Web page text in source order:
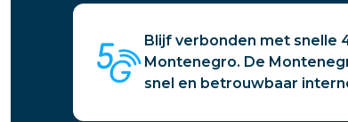
Blijf verbonden met snelle
Montenegro. De
snel en betrouwbaar